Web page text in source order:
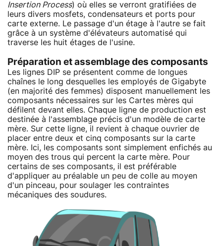
Insertion Process) où elles se verront gratifiées de
leurs divers mosfets, condensateurs et ports pour
carte externe. Le passage d'un étage à l'autre se fait
grâce à un système d'élévateurs automatisé qui
traverse les huit étages de l'usine.
Préparation et assemblage des composants
Les lignes DIP se présentent comme de longues
chaînes le long desquelles les employés de Gigabyte
(en majorité des femmes) disposent manuellement les
composants nécessaires sur les Cartes mères qui
défilent devant elles. Chaque ligne de production est
destinée à l'assemblage précis d'un modèle de carte
mère. Sur cette ligne, il revient à chaque ouvrier de
placer entre deux et cinq composants sur la carte
mère. Ici, les composants sont simplement enfichés au
moyen des trous qui percent la carte mère. Pour
certains de ses composants, il est préférable
d'appliquer au préalable un peu de colle au moyen
d'un pinceau, pour soulager les contraintes
mécaniques des soudures.